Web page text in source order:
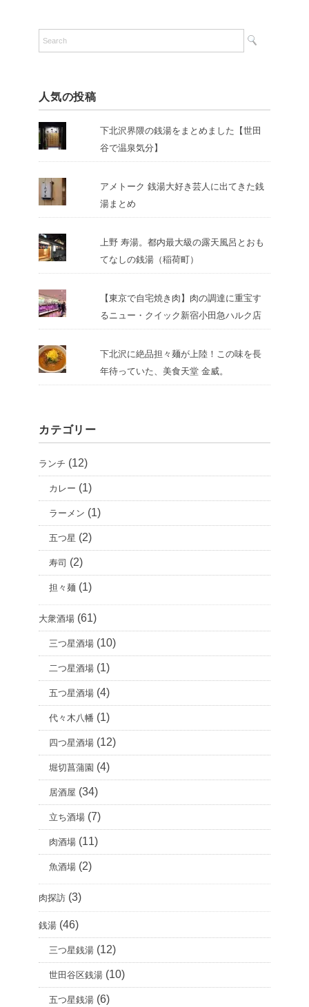
人気の投稿
下北沢界隈の銭湯をまとめました【世田
谷で温泉気分】
アメトーク 銭湯大好き芸人に出てきた銭
湯まとめ
上野 寿湯。都内最大級の露天風呂とおも
てなしの銭湯（稲荷町）
【東京で自宅焼き肉】肉の調達に重宝す
るニュー・クイック新宿小田急ハルク店
下北沢に絶品担々麺が上陸！この味を長
年待っていた、美食天堂 金威。
カテゴリー
ランチ (12)
カレー (1)
ラーメン (1)
五つ星 (2)
寿司 (2)
担々麺 (1)
大衆酒場 (61)
三つ星酒場 (10)
二つ星酒場 (1)
五つ星酒場 (4)
代々木八幡 (1)
四つ星酒場 (12)
堀切菖蒲園 (4)
居酒屋 (34)
立ち酒場 (7)
肉酒場 (11)
魚酒場 (2)
肉探訪 (3)
銭湯 (46)
三つ星銭湯 (12)
世田谷区銭湯 (10)
五つ星銭湯 (6)